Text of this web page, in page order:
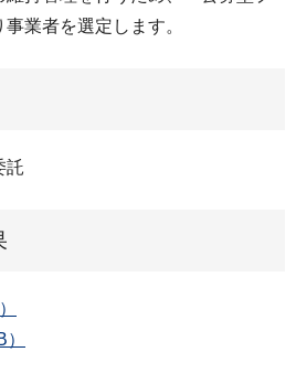
業者を選定します。
託